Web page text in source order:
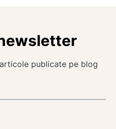
publicate pe blog